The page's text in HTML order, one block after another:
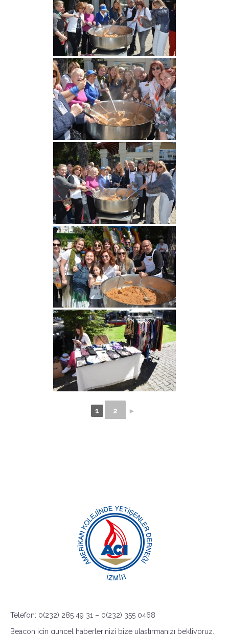
1 2 ►
Telefon: 0(232) 285 49 31 – 0(232) 355 0468
Beacon için güncel haberlerinizi bize ulaştırmanızı bekliyoruz.